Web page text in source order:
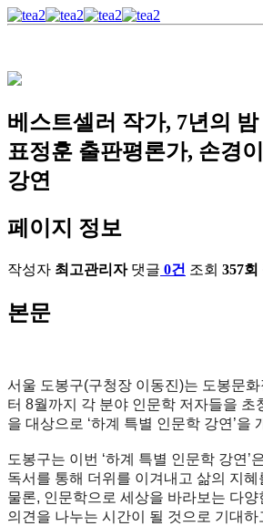
베스트셀러 작가, 7년의
표정훈 출판평론가, 손경
강연
페이지 정보
작성자 최고관리자 댓글 0건 조회 357회
본문
서울 도봉구(구청장 이동진)는 도봉문
터 8월까지 각 분야 인문학 저자들을 초
을 대상으로 ‘하계 특별 인문학 강연’을
도봉구는 이번 ‘하계 특별 인문학 강연’
독서를 통해 더위를 이겨내고 삶의 지
물론, 인문학으로 세상을 바라보는 다양
의견을 나누는 시간이 될 것으로 기대하